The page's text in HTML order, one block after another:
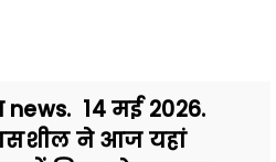
14 मई 2026.
में नियद नेल्लानार